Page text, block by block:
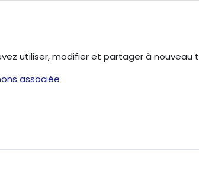
utiliser, modifier et partager à
associée